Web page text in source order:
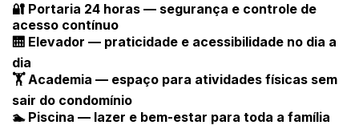
🔐 Portaria 24 horas — segurança e controle de
acesso contínuo
🛗 Elevador — praticidade e acessibilidade no dia a
dia
🏋️ Academia — espaço para atividades físicas sem
sair do condomínio
🏊 Piscina — lazer e bem-estar para toda a família